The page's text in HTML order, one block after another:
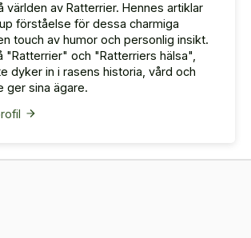
världen av Ratterrier. Hennes artiklar
förståelse för dessa charmiga
touch av humor och personlig insikt.
"Ratterrier" och "Ratterriers hälsa",
dyker in i rasens historia, vård och
ger sina ägare.